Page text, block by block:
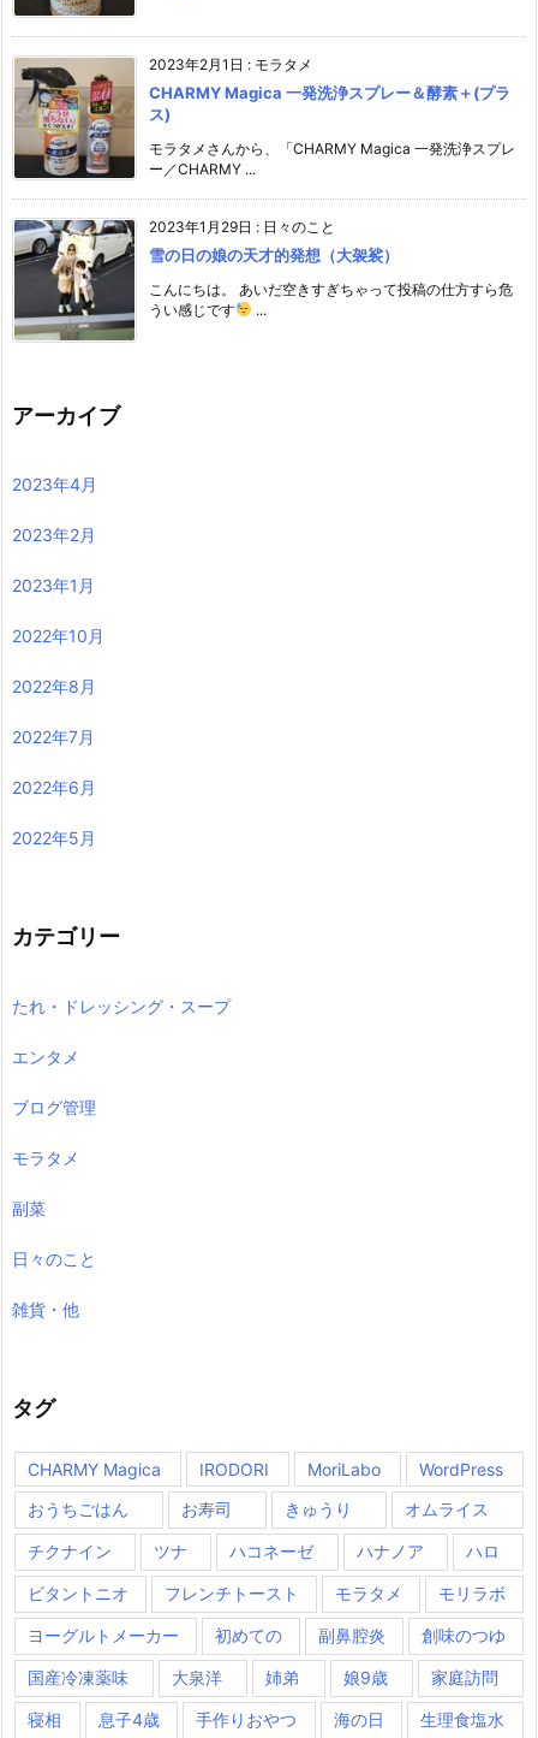
2023年2月1日 : モラタメ
CHARMY Magica 一発洗浄スプレー＆酵素＋(プラ
ス)
モラタメさんから、「CHARMY Magica 一発洗浄スプレ
ー／CHARMY ...
2023年1月29日 : 日々のこと
雪の日の娘の天才的発想（大袈裟）
こんにちは。 あいだ空きすぎちゃって投稿の仕方すら危
うい感じです
...
アーカイブ
2023年4月
2023年2月
2023年1月
2022年10月
2022年8月
2022年7月
2022年6月
2022年5月
カテゴリー
たれ・ドレッシング・スープ
エンタメ
ブログ管理
モラタメ
副菜
日々のこと
雑貨・他
タグ
CHARMY Magica IRODORI MoriLabo
WordPress
おうちごはん
お寿司 きゅうり オムライス
チクナイン ツナ ハコネーゼ ハナノア ハロ
ビタントニオ フレンチトースト モラタメ モリラボ
ヨーグルトメーカー 初めての 副鼻腔炎 創味のつゆ
国産冷凍薬味 大泉洋 姉弟 娘9歳 家庭訪問
寝相 息子4歳 手作りおやつ 海の日 生理食塩水